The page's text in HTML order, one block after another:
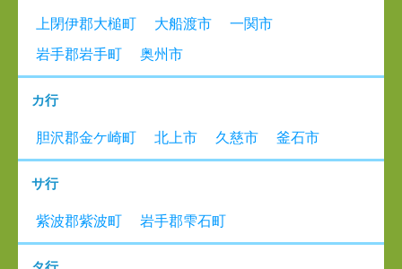
上閉伊郡大槌町 大船渡市
一関市
岩手郡岩手町
奥州市
カ行
胆沢郡金ケ崎町 北上市 久慈市 釜石市
サ行
紫波郡紫波町 岩手郡雫石町